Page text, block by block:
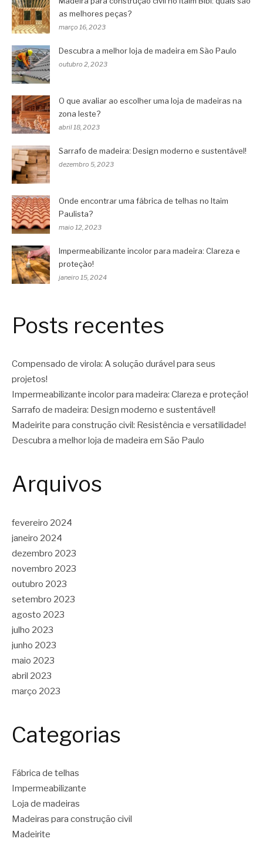
as melhores peças?
março 16, 2023
Descubra a melhor loja de madeira em São Paulo
outubro 2, 2023
O que avaliar ao escolher uma loja de madeiras na
zona leste?
abril 18, 2023
Sarrafo de madeira: Design moderno e sustentável!
dezembro 5, 2023
Onde encontrar uma fábrica de telhas no Itaim
Paulista?
maio 12, 2023
Impermeabilizante incolor para madeira: Clareza e
proteção!
janeiro 15, 2024
Posts recentes
Compensado de virola: A solução durável para seus
projetos!
Impermeabilizante incolor para madeira: Clareza e proteção!
Sarrafo de madeira: Design moderno e sustentável!
Madeirite para construção civil: Resistência e versatilidade!
Descubra a melhor loja de madeira em São Paulo
Arquivos
fevereiro 2024
janeiro 2024
dezembro 2023
novembro 2023
outubro 2023
setembro 2023
agosto 2023
julho 2023
junho 2023
maio 2023
abril 2023
março 2023
Categorias
Fábrica de telhas
Impermeabilizante
Loja de madeiras
Madeiras para construção civil
Madeirite